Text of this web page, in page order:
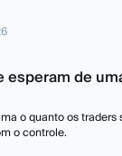
esperam de
o quanto os
o controle.